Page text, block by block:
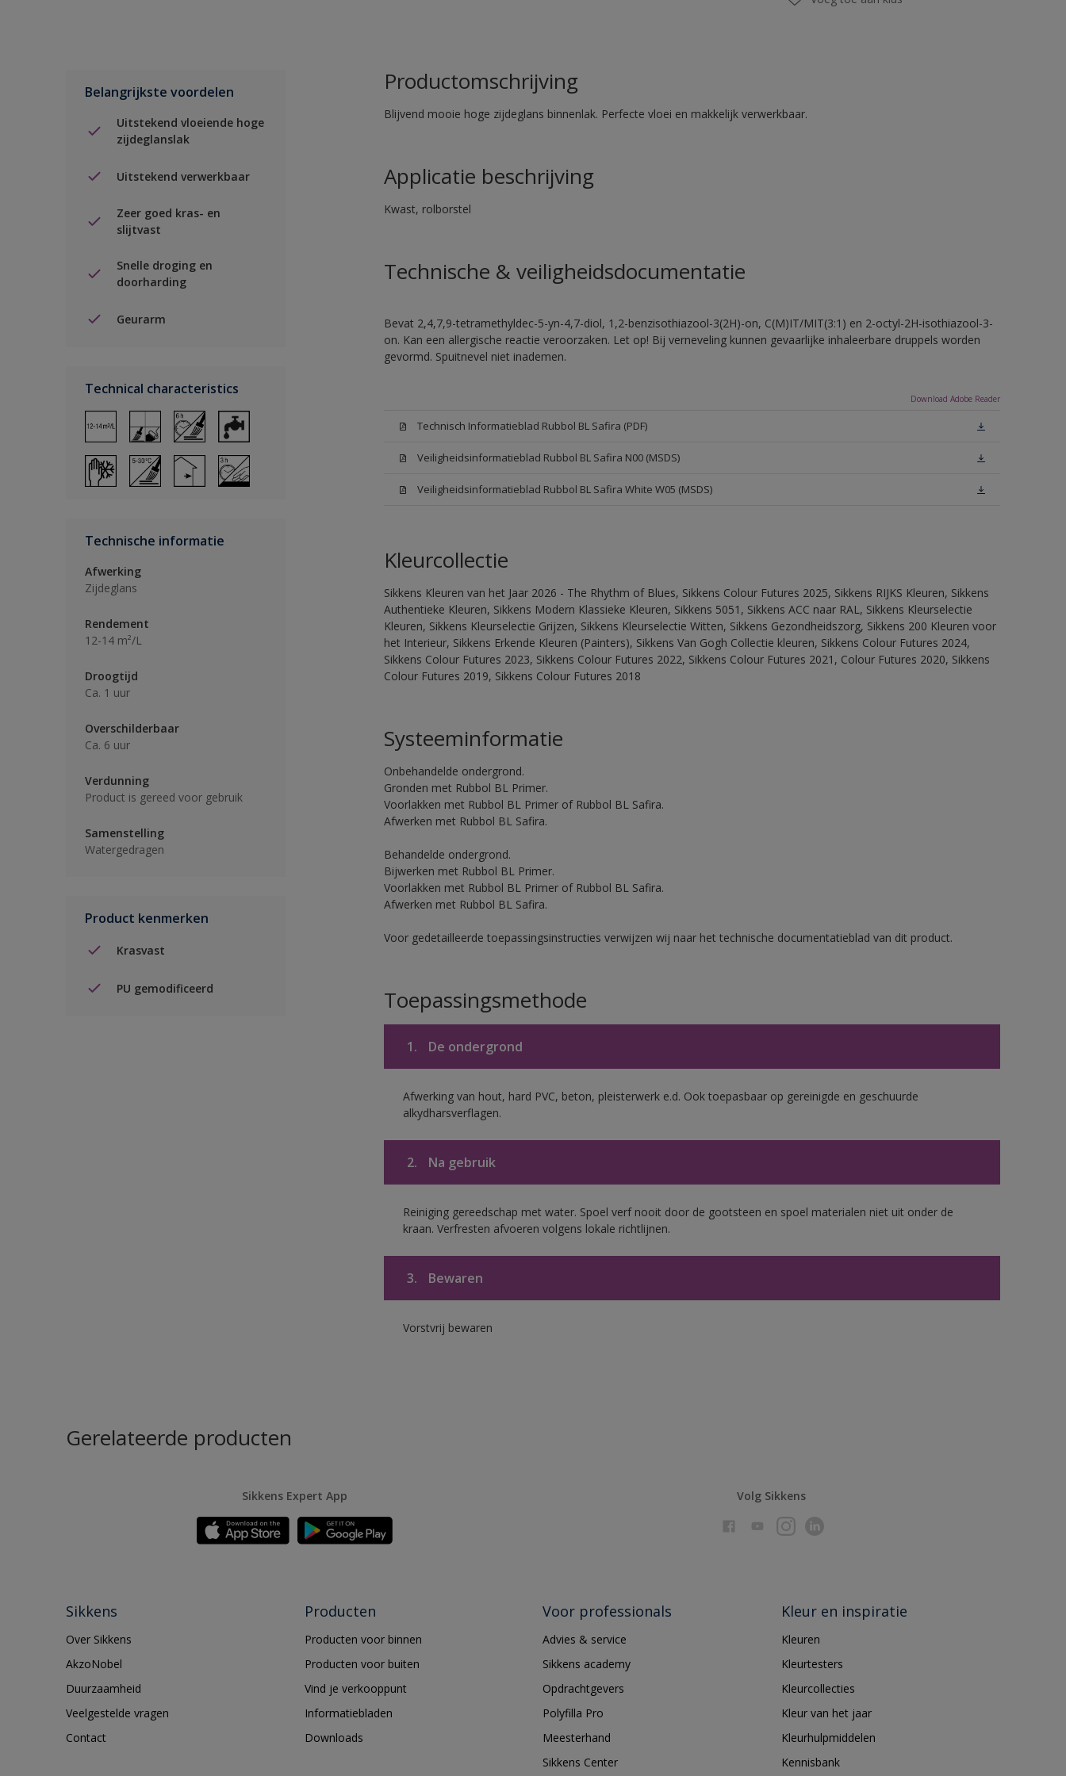
Belangrijkste voordelen
Uitstekend vloeiende hoge
zijdeglanslak
Uitstekend verwerkbaar
Zeer goed kras- en
slijtvast
Snelle droging en
doorharding
Geurarm
Technical characteristics
Technische informatie
Afwerking
Zijdeglans
Rendement
12-14 m²/L
Droogtijd
Ca. 1 uur
Overschilderbaar
Ca. 6 uur
Verdunning
Product is gereed voor gebruik
Samenstelling
Watergedragen
Product kenmerken
Krasvast
PU gemodificeerd
Productomschrijving
Blijvend mooie hoge zijdeglans binnenlak. Perfecte vloei en makkelijk verwerkbaar.
Applicatie beschrijving
Kwast, rolborstel
Technische & veiligheidsdocumentatie
Bevat 2,4,7,9-tetramethyldec-5-yn-4,7-diol, 1,2-benzisothiazool-3(2H)-on, C(M)IT/MIT(3:1) en 2-octyl-2H-isothiazool-3-
on. Kan een allergische reactie veroorzaken. Let op! Bij verneveling kunnen gevaarlijke inhaleerbare druppels worden
gevormd. Spuitnevel niet inademen.
Download Adobe Reader
Technisch Informatieblad Rubbol BL Safira (PDF)
Veiligheidsinformatieblad Rubbol BL Safira N00 (MSDS)
Veiligheidsinformatieblad Rubbol BL Safira White W05 (MSDS)
Kleurcollectie
Sikkens Kleuren van het Jaar 2026 - The Rhythm of Blues, Sikkens Colour Futures 2025, Sikkens RIJKS Kleuren, Sikkens
Authentieke Kleuren, Sikkens Modern Klassieke Kleuren, Sikkens 5051, Sikkens ACC naar RAL, Sikkens Kleurselectie
Kleuren, Sikkens Kleurselectie Grijzen, Sikkens Kleurselectie Witten, Sikkens Gezondheidszorg, Sikkens 200 Kleuren voor
het Interieur, Sikkens Erkende Kleuren (Painters), Sikkens Van Gogh Collectie kleuren, Sikkens Colour Futures 2024,
Sikkens Colour Futures 2023, Sikkens Colour Futures 2022, Sikkens Colour Futures 2021, Colour Futures 2020, Sikkens
Colour Futures 2019, Sikkens Colour Futures 2018
Systeeminformatie
Onbehandelde ondergrond.
Gronden met Rubbol BL Primer.
Voorlakken met Rubbol BL Primer of Rubbol BL Safira.
Afwerken met Rubbol BL Safira.
Behandelde ondergrond.
Bijwerken met Rubbol BL Primer.
Voorlakken met Rubbol BL Primer of Rubbol BL Safira.
Afwerken met Rubbol BL Safira.
Voor gedetailleerde toepassingsinstructies verwijzen wij naar het technische documentatieblad van dit product.
Toepassingsmethode
1. De ondergrond
Afwerking van hout, hard PVC, beton, pleisterwerk e.d. Ook toepasbaar op gereinigde en geschuurde
alkydharsverflagen.
2. Na gebruik
Reiniging gereedschap met water. Spoel verf nooit door de gootsteen en spoel materialen niet uit onder de
kraan. Verfresten afvoeren volgens lokale richtlijnen.
3. Bewaren
Vorstvrij bewaren
Gerelateerde producten
Sikkens Expert App Volg Sikkens
Sikkens
Over Sikkens
AkzoNobel
Duurzaamheid
Veelgestelde vragen
Contact
Producten
Producten voor binnen
Producten voor buiten
Vind je verkooppunt
Informatiebladen
Downloads
Voor professionals
Advies & service
Sikkens academy
Opdrachtgevers
Polyfilla Pro
Meesterhand
Sikkens Center
Kleur en inspiratie
Kleuren
Kleurtesters
Kleurcollecties
Kleur van het jaar
Kleurhulpmiddelen
Kennisbank